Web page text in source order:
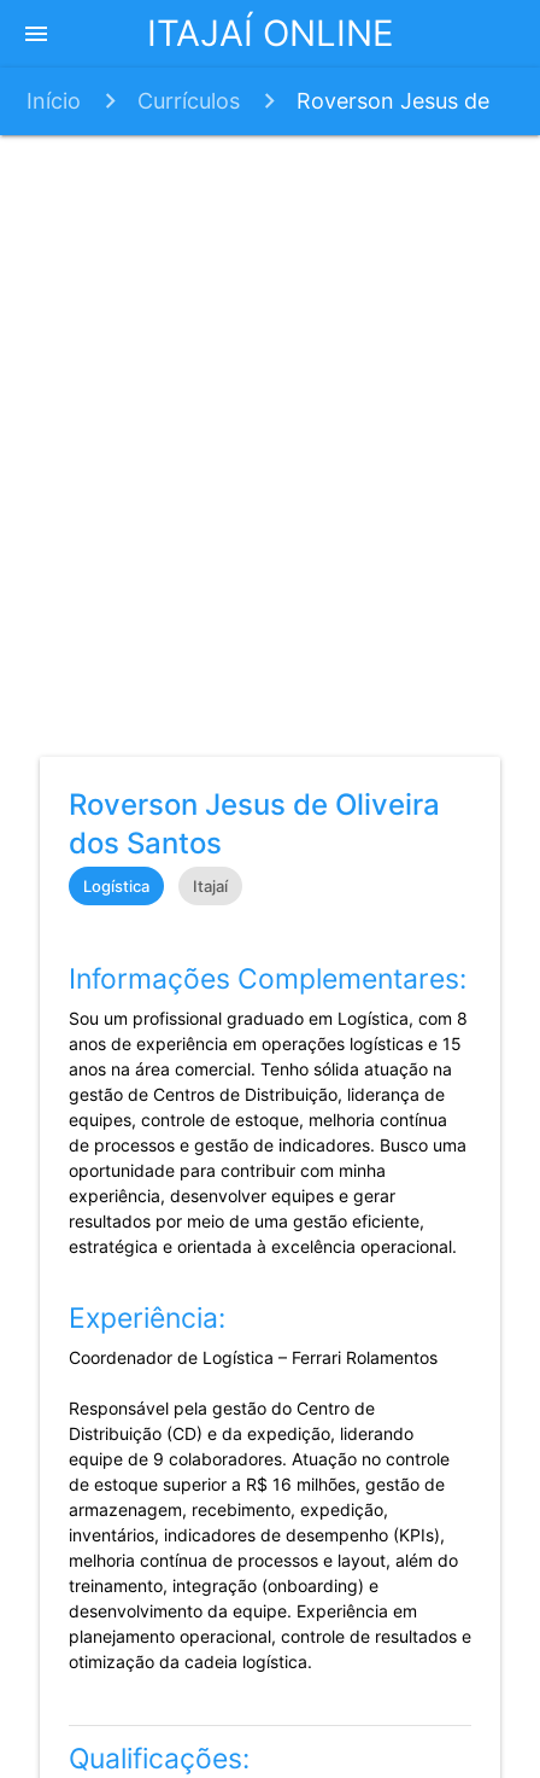
ITAJAÍ ONLINE
menu
Início Currículos Roverson Jesus de
Roverson Jesus de Oliveira
dos Santos
Logística Itajaí
Informações Complementares:
Sou um profissional graduado em Logística, com 8
anos de experiência em operações logísticas e 15
anos na área comercial. Tenho sólida atuação na
gestão de Centros de Distribuição, liderança de
equipes, controle de estoque, melhoria contínua
de processos e gestão de indicadores. Busco uma
oportunidade para contribuir com minha
experiência, desenvolver equipes e gerar
resultados por meio de uma gestão eficiente,
estratégica e orientada à excelência operacional.
Experiência:
Coordenador de Logística – Ferrari Rolamentos
Responsável pela gestão do Centro de
Distribuição (CD) e da expedição, liderando
equipe de 9 colaboradores. Atuação no controle
de estoque superior a R$ 16 milhões, gestão de
armazenagem, recebimento, expedição,
inventários, indicadores de desempenho (KPIs),
melhoria contínua de processos e layout, além do
treinamento, integração (onboarding) e
desenvolvimento da equipe. Experiência em
planejamento operacional, controle de resultados e
otimização da cadeia logística.
Qualificações: